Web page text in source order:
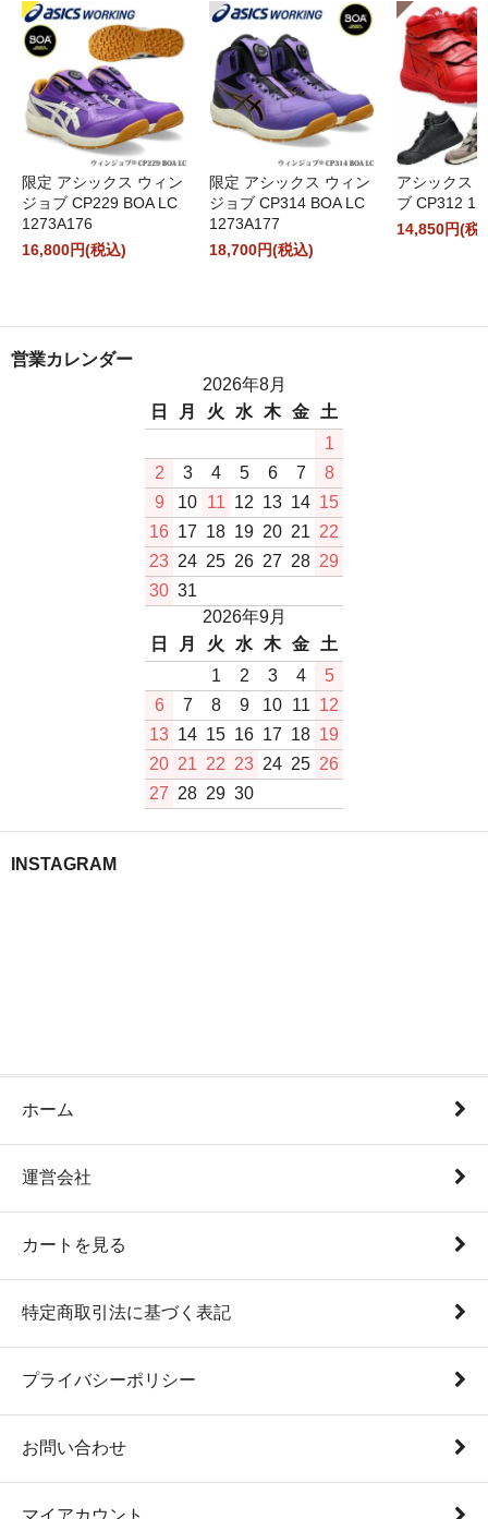
限定 アシックス ウィン
ジョブ CP229 BOA LC
1273A176
16,800円(税込)
限定 アシックス ウィン
ジョブ CP314 BOA LC
1273A177
18,700円(税込)
アシックス
ブ CP312
14,850円(税
営業カレンダー
2026年8月
日
月 火 水 木 金
土
1
2
3 4 5 6 7
8
9
10 11 12 13 14 15
16 17 18 19 20 21 22
23 24 25 26 27 28 29
30 31
2026年9月
日
月 火 水 木 金
土
1
2 3 4
5
6
7 8 9 10 11 12
13 14 15 16 17 18 19
20 21 22 23 24 25 26
27 28 29 30
INSTAGRAM
ホーム
運営会社
カートを見る
特定商取引法に基づく表記
プライバシーポリシー
お問い合わせ
マイアカウント